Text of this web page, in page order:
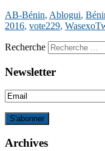
AB-Bénin, Ablogui,
2016, vote229,
Recherche
Newsletter
Archives